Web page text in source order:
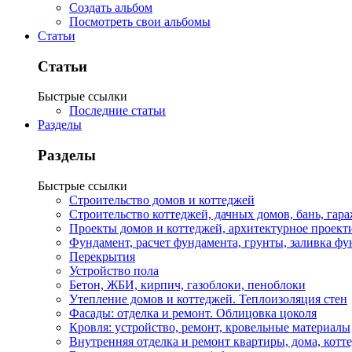
Создать альбом
Посмотреть свои альбомы
Статьи
Статьи
Быстрые ссылки
Последние статьи
Разделы
Разделы
Быстрые ссылки
Строительство домов и коттеджей
Строительство коттеджей, дачных домов, бань,
Проекты домов и коттеджей, архитектурное
Фундамент, расчет фундамента, грунты, заливка
Перекрытия
Устройство пола
Бетон, ЖБИ, кирпич, газоблоки, пеноблоки
Утепление домов и коттеджей. Теплоизоляция стен
Фасады: отделка и ремонт. Облицовка цоколя
Кровля: устройство, ремонт, кровельные материалы
Внутренняя отделка и ремонт квартиры, дома,